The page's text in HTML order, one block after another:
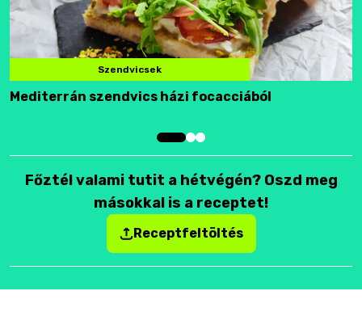
Szendvicsek
Mediterrán szendvics házi focacciából
Főztél valami tutit a hétvégén? Oszd meg
másokkal is a receptet!
Receptfeltöltés